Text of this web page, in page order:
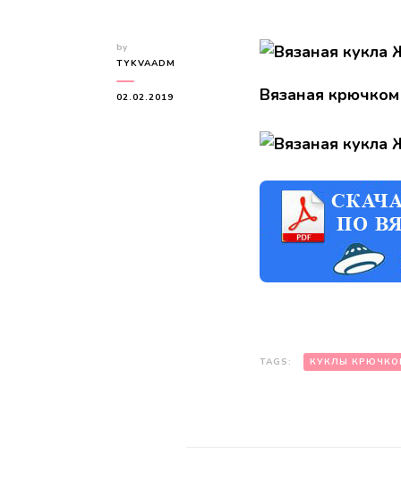
by
TYKVAADM
02.02.2019 Вязаная
TAGS: КУКЛЫ